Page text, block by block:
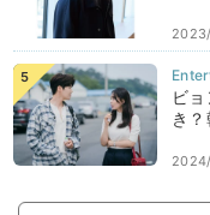
ビ
き